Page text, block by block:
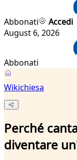
Abbonati
Accedi
August 6, 2026
Abbonati
Wikichiesa
Perché
diventare